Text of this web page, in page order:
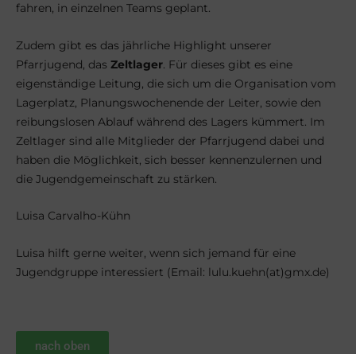
fahren, in einzelnen Teams geplant.
Zudem gibt es das jährliche Highlight unserer
Pfarrjugend, das Zeltlager. Für dieses gibt es eine
eigenständige Leitung, die sich um die Organisation vom
Lagerplatz, Planungswochenende der Leiter, sowie den
reibungslosen Ablauf während des Lagers kümmert. Im
Zeltlager sind alle Mitglieder der Pfarrjugend dabei und
haben die Möglichkeit, sich besser kennenzulernen und
die Jugendgemeinschaft zu stärken.
Luisa Carvalho-Kühn
Luisa hilft gerne weiter, wenn sich jemand für eine
Jugendgruppe interessiert (Email: lulu.kuehn(at)gmx.de)
nach oben